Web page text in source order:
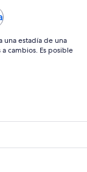
una estadía de una
cambios. Es posible